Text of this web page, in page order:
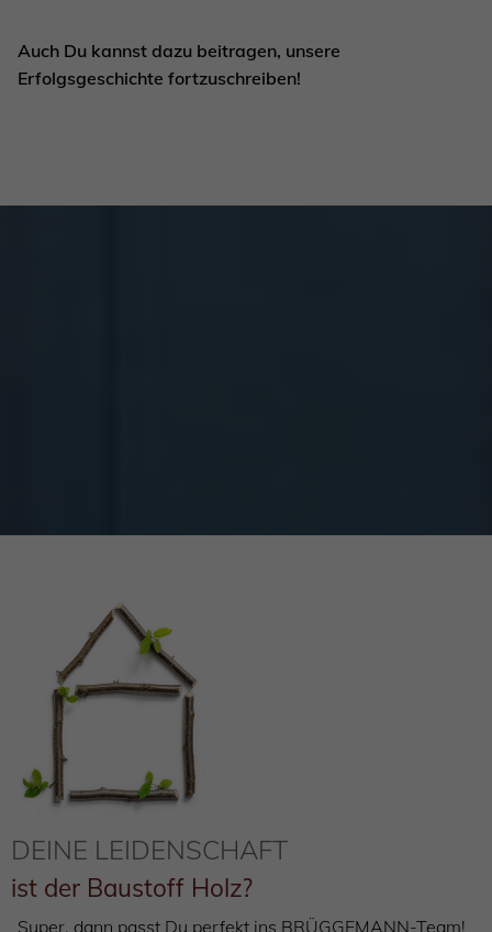
Auch Du kannst dazu beitragen, unsere
Erfolgsgeschichte fortzuschreiben!
DEINE LEIDENSCHAFT
ist der Baustoff Holz?
Super, dann passt Du perfekt ins BRÜGGEMANN-Team!